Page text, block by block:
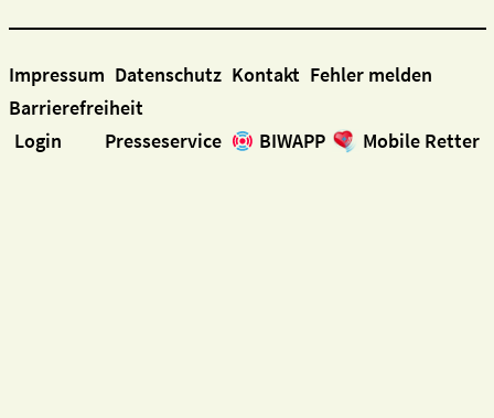
Impressum Datenschutz Kontakt Fehler melden
Barrierefreiheit
Login
Presseservice BIWAPP Mobile Retter